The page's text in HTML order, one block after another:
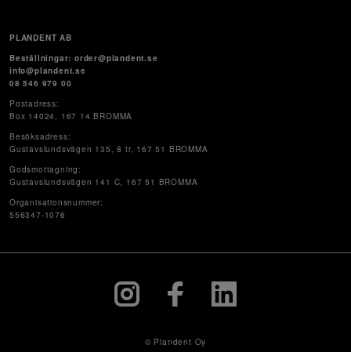
PLANDENT AB
Beställningar: order@plandent.se
info@plandent.se
08 546 979 00
Postadress:
Box 14024, 167 14 BROMMA
Besöksadress:
Gustavslundsvägen 135, 8 tr, 167 51 BROMMA
Godsmottagning:
Gustavslundsvägen 141 C, 167 51 BROMMA
Organisationsnummer:
556347-1076
© Plandent Oy